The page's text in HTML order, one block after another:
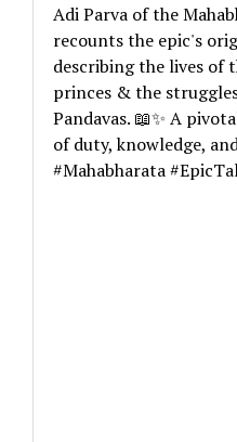
Adi Parva of the
recounts the epic's
describing the lives of
princes & the
Pandavas. 📖✨ A
of duty, knowledge,
#Mahabharata